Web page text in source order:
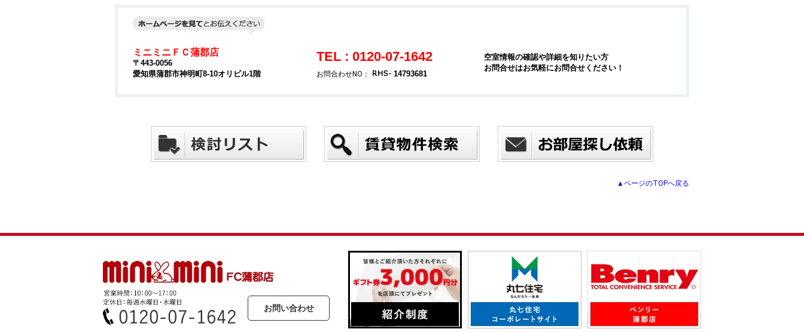
ミニミニＦＣ蒲郡店
〒443-0056
愛知県蒲郡市神明町8-10オリビル1階
TEL : 0120-07-1642
お問合わせNO： 14793681
空室情報の確認や詳細を知りたい方
お問合せはお気軽にお問合せください！
▲ページのTOPへ戻る
お問い合わせ